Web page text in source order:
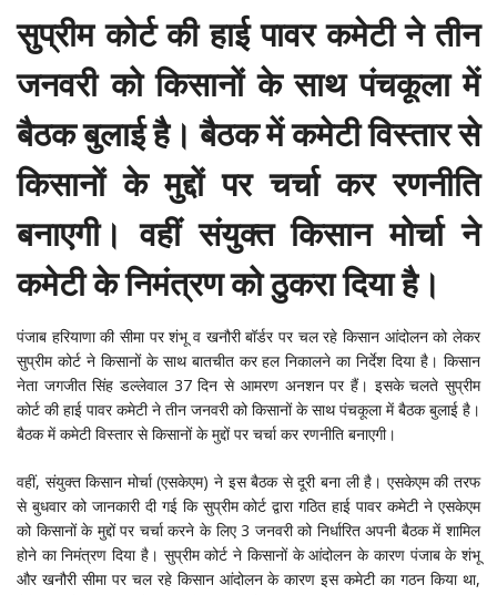
सुप्रीम कोर्ट की हाई पावर कमेटी ने तीन
जनवरी को किसानों के साथ पंचकूला में
बैठक बुलाई है। बैठक में कमेटी विस्तार से
किसानों के मुद्दों पर चर्चा कर रणनीति
बनाएगी। वहीं संयुक्त किसान मोर्चा ने
कमेटी के निमंत्रण को ठुकरा दिया है।
पंजाब हरियाणा की सीमा पर शंभू व खनौरी बॉर्डर पर चल रहे किसान आंदोलन को लेकर
सुप्रीम कोर्ट ने किसानों के साथ बातचीत कर हल निकालने का निर्देश दिया है। किसान
नेता जगजीत सिंह डल्लेवाल 37 दिन से आमरण अनशन पर हैं। इसके चलते सुप्रीम
कोर्ट की हाई पावर कमेटी ने तीन जनवरी को किसानों के साथ पंचकूला में बैठक बुलाई है।
बैठक में कमेटी विस्तार से किसानों के मुद्दों पर चर्चा कर रणनीति बनाएगी।
वहीं, संयुक्त किसान मोर्चा (एसकेएम) ने इस बैठक से दूरी बना ली है। एसकेएम की तरफ
से बुधवार को जानकारी दी गई कि सुप्रीम कोर्ट द्वारा गठित हाई पावर कमेटी ने एसकेएम
को किसानों के मुद्दों पर चर्चा करने के लिए 3 जनवरी को निर्धारित अपनी बैठक में शामिल
होने का निमंत्रण दिया है। सुप्रीम कोर्ट ने किसानों के आंदोलन के कारण पंजाब के शंभू
और खनौरी सीमा पर चल रहे किसान आंदोलन के कारण इस कमेटी का गठन किया था,